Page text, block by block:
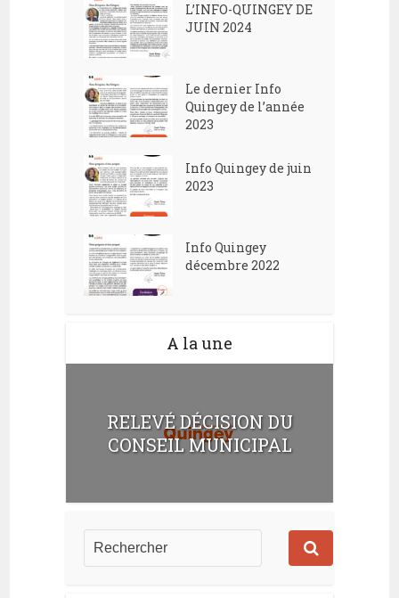
L’INFO-QUINGEY DE
JUIN 2024
Le dernier Info
Quingey de l’année
2023
Info Quingey de juin
2023
Info Quingey
décembre 2022
A la une
RELEVÉ DÉCISION DU
CONSEIL MUNICIPAL